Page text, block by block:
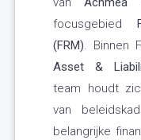
focusgebied
(FRM). Binnen
Asset &
team houdt
van
belangrijke